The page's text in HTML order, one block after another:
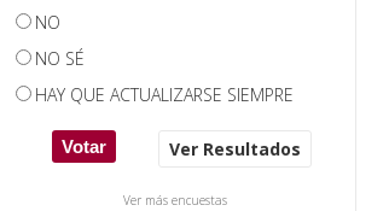
NO
NO SÉ
HAY QUE ACTUALIZARSE SIEMPRE
Ver Resultados
Ver más encuestas